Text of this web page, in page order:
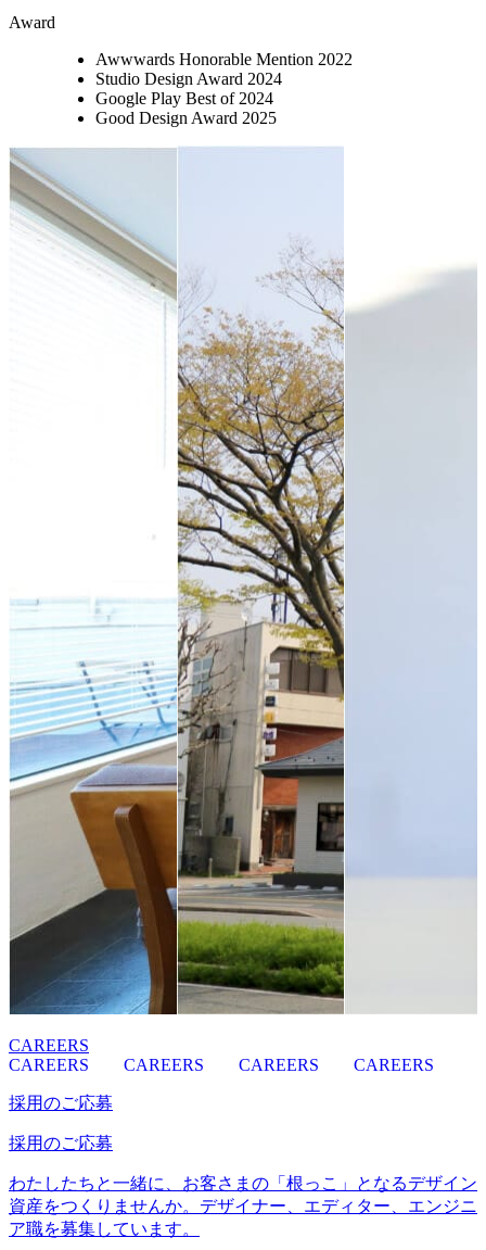
Award
Awwwards Honorable Mention 2022
Studio Design Award 2024
Google Play Best of 2024
Good Design Award 2025
CAREERS
CAREERS
CAREERS CAREERS CAREERS
採用のご応募
採用のご応募
わたしたちと一緒に、お客さまの「根っこ」となるデザイン
資産をつくりませんか。デザイナー、エディター、エンジニ
ア職を募集しています。